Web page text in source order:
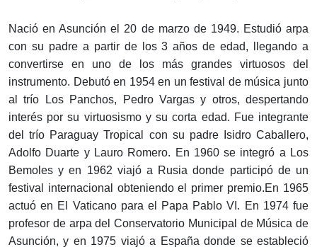
Nació en Asunción el 20 de marzo de 1949. Estudió arpa
con su padre a partir de los 3 años de edad, llegando a
convertirse en uno de los más grandes virtuosos del
instrumento. Debutó en 1954 en un festival de música junto
al trío Los Panchos, Pedro Vargas y otros, despertando
interés por su virtuosismo y su corta edad. Fue integrante
del trío Paraguay Tropical con su padre Isidro Caballero,
Adolfo Duarte y Lauro Romero. En 1960 se integró a Los
Bemoles y en 1962 viajó a Rusia donde participó de un
festival internacional obteniendo el primer premio.En 1965
actuó en El Vaticano para el Papa Pablo VI. En 1974 fue
profesor de arpa del Conservatorio Municipal de Música de
Asunción, y en 1975 viajó a España donde se estableció